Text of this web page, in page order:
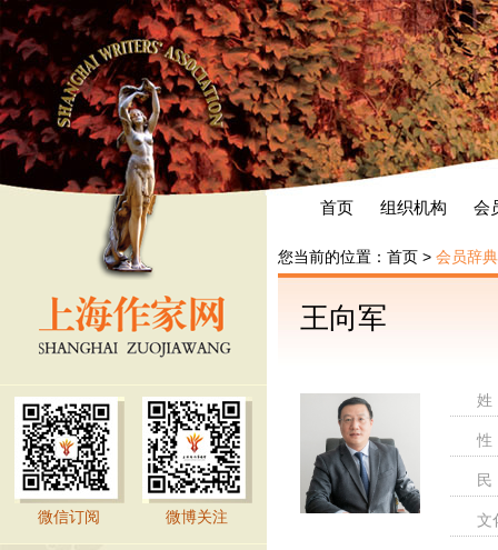
首页 组织机构 会
微信订阅 微博关注
您当前的位置： 首页 > 会员辞典
王向军
文